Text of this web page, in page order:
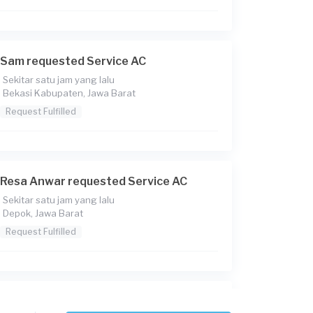
Sam requested Service AC
Sekitar satu jam yang lalu
Bekasi Kabupaten, Jawa Barat
Request Fulfilled
Resa Anwar requested Service AC
Sekitar satu jam yang lalu
Depok, Jawa Barat
Request Fulfilled